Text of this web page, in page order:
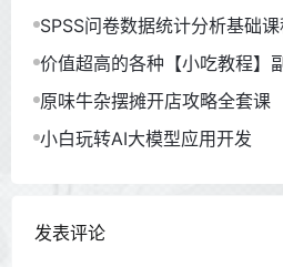
SPSS问卷数据统计分析基础课
价值超高的各种【小吃教程】
原味牛杂摆摊开店攻略全套课
小白玩转AI大模型应用开发
发表评论